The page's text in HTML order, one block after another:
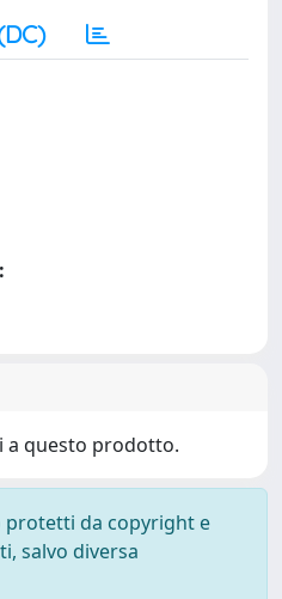
a questo prodotto.
protetti da copyright e
salvo diversa